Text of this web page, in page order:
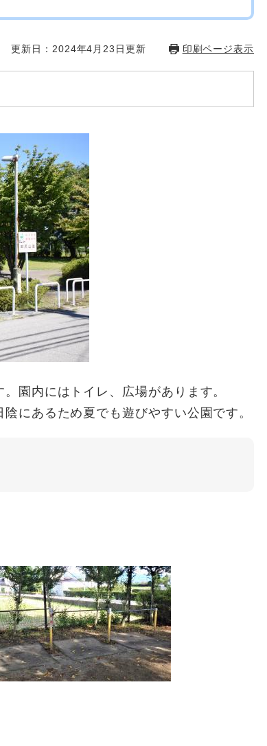
更新日：2024年4月23日更新 印刷ページ表示
園内にはトイレ、広場があります。
にあるため夏でも遊びやすい公園です。